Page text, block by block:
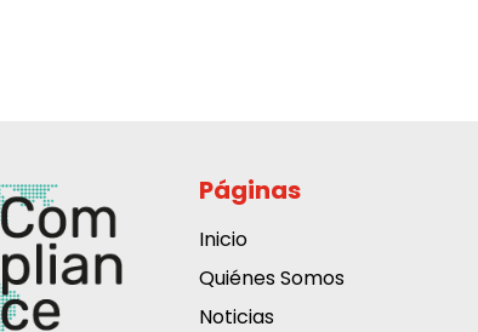
Páginas
Inicio
Quiénes Somos
Noticias